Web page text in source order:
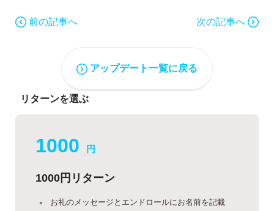
前の記事へ 次の記事へ
アップデート一覧に戻る
リターンを選ぶ
1000 円
1000円リターン
お礼のメッセージとエンドロールにお名前を記載